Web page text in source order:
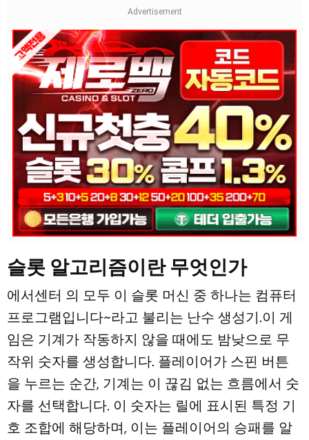
슬롯 알고리즘이란 무엇인가
에서센터 의 모두 이 슬롯 머신 중 하나는 컴퓨터
프로그램입니다~라고 불리는 난수 생성기.이 게
임은 기계가 작동하지 않을 때에도 밤낮으로 무
작위 숫자를 생성합니다. 플레이어가 스핀 버튼
을 누르는 순간, 기계는 이 끊김 없는 흐름에서 숫
자를 선택합니다. 이 숫자는 릴에 표시된 특정 기
호 조합에 해당하며, 이는 플레이어의 승패를 알